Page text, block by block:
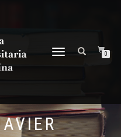
NAVEGACIÓN
0